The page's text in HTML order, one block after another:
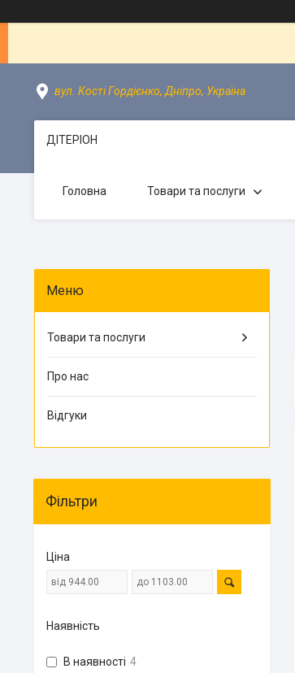
вул. Кості Гордієнко, Дніпро, Україна
ДІТЕРІОН
Головна Товари та послуги
Товари та послуги
Про нас
Відгуки
Фільтри
Ціна
Наявність
В наявності 4